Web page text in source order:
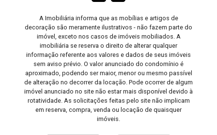
A Imobiliária informa que as mobílias e artigos de
decoração são meramente ilustrativos - não fazem parte do
imóvel, exceto nos casos de imóveis mobiliados. A
imobiliária se reserva o direito de alterar qualquer
informação referente aos valores e dados de seus imóveis
sem aviso prévio. O valor anunciado do condomínio é
aproximado, podendo ser maior, menor ou mesmo passível
de alteração no decorrer da locação. Pode ocorrer de algum
imóvel anunciado no site não estar mais disponível devido à
rotatividade. As solicitações feitas pelo site não implicam
em reserva, compra, venda ou locação de quaisquer
imóveis.